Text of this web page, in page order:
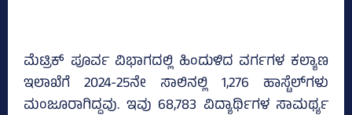
ಮೆಟ್ರಿಕ್‌ ಪೂರ್ವ ವಿಭಾಗದಲ್ಲಿ ಹಿಂದುಳಿದ ವರ್ಗಗಳ ಕಲ್ಯಾಣ
ಇಲಾಖೆಗೆ 2024-25ನೇ ಸಾಲಿನಲ್ಲಿ 1,276 ಹಾಸ್ಟೆಲ್‌ಗಳು
ಮಂಜೂರಾಗಿದ್ದವು. ಇವು 68,783 ವಿದ್ಯಾರ್ಥಿಗಳ ಸಾಮರ್ಥ್ಯ